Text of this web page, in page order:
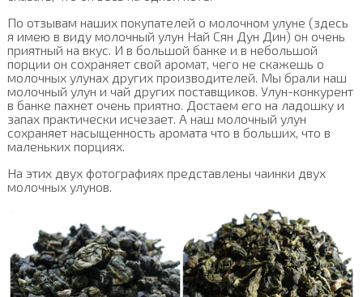
По отзывам наших покупателей о молочном улуне (здесь
я имею в виду молочный улун Най Сян Дун Дин) он очень
приятный на вкус. И в большой банке и в небольшой
порции он сохраняет свой аромат, чего не скажешь о
молочных улунах других производителей. Мы брали наш
молочный улун и чай других поставщиков. Улун-конкурент
в банке пахнет очень приятно. Достаем его на ладошку и
запах практически исчезает. А наш молочный улун
сохраняет насыщенность аромата что в больших, что в
маленьких порциях.
На этих двух фотографиях представлены чаинки двух
молочных улунов.